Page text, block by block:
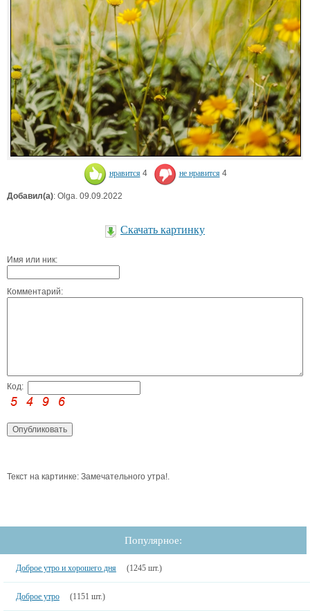
нравится 4 не нравится 4
Добавил(а): Olga. 09.09.2022
Скачать картинку
Имя или ник:
Комментарий:
Код:
Текст на картинке: Замечательного утра!.
Популярное:
Доброе утро и хорошего дня (1245 шт.)
Доброе утро (1151 шт.)